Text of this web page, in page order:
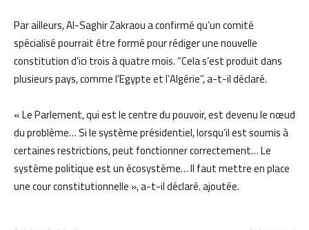
Par ailleurs, Al-Saghir Zakraou a confirmé qu’un comité
spécialisé pourrait être formé pour rédiger une nouvelle
constitution d’ici trois à quatre mois. “Cela s’est produit dans
plusieurs pays, comme l’Egypte et l’Algérie”, a-t-il déclaré.
« Le Parlement, qui est le centre du pouvoir, est devenu le nœud
du problème… Si le système présidentiel, lorsqu’il est soumis à
certaines restrictions, peut fonctionner correctement… Le
système politique est un écosystème… Il faut mettre en place
une cour constitutionnelle », a-t-il déclaré. ajoutée.